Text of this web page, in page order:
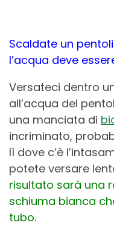
Scaldate un
l’acqua deve
Versateci dentro
all’acqua del
una manciata di
incriminato,
lì dove c’è
potete versare
risultato sarà una
schiuma bianca
tubo.